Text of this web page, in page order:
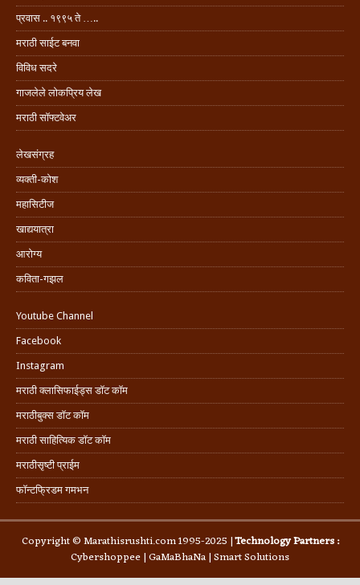
प्रवास .. १९९५ ते …..
मराठी साईट बनवा
विविध सदरे
गाजलेले लोकप्रिय लेख
मराठी सॉफ्टवेअर
लेखसंग्रह
व्यक्ती-कोश
महासिटीज
खाद्ययात्रा
आरोग्य
कविता-गझल
Youtube Channel
Facebook
Instagram
मराठी क्लासिफाईड्स डॉट कॉम
मराठीबुक्स डॉट कॉम
मराठी साहित्यिक डॉट कॉम
मराठीसृष्टी प्राईम
फॉन्टफ्रिडम गमभन
Copyright © Marathisrushti.com 1995-2025 |Technology Partners :
Cybershoppee|GaMaBhaNa|Smart Solutions